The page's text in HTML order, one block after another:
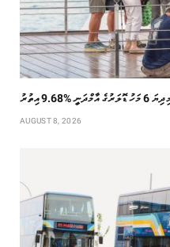
AUGUST 8, 2026